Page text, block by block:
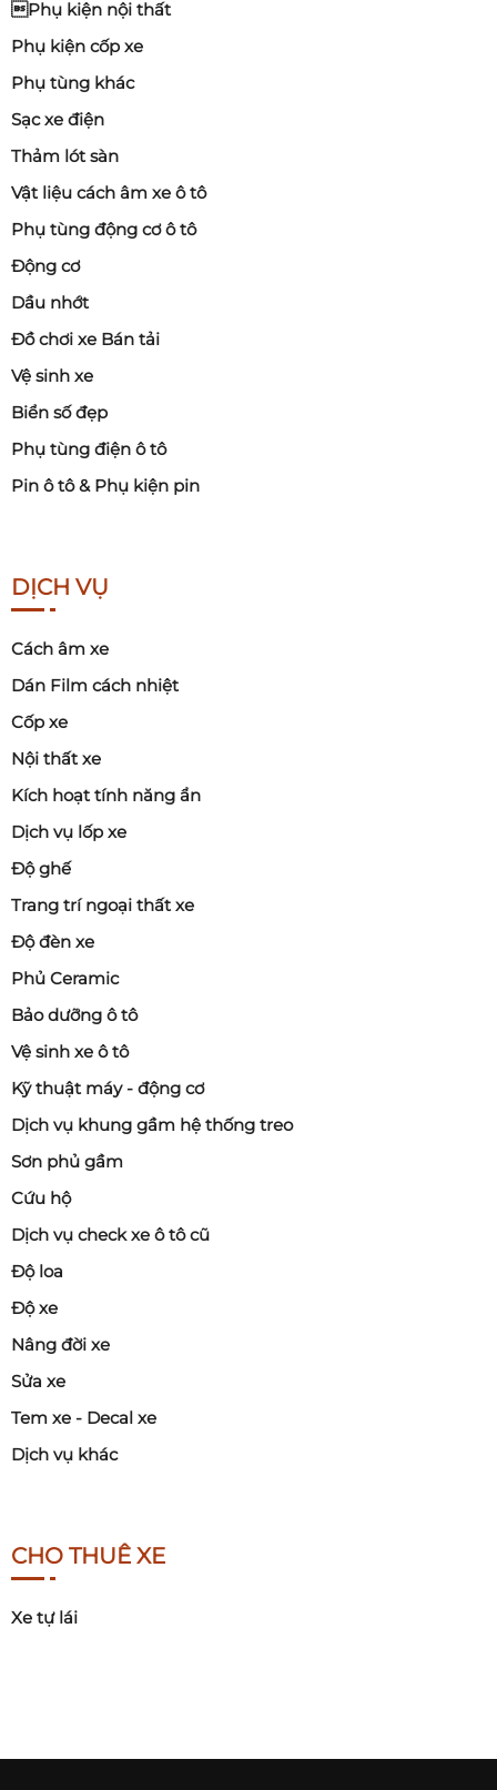
Phụ kiện nội thất
Phụ kiện cốp xe
Phụ tùng khác
Sạc xe điện
Thảm lót sàn
Vật liệu cách âm xe ô tô
Phụ tùng động cơ ô tô
Động cơ
Dầu nhớt
Đồ chơi xe Bán tải
Vệ sinh xe
Biển số đẹp
Phụ tùng điện ô tô
Pin ô tô & Phụ kiện pin
DỊCH VỤ
Cách âm xe
Dán Film cách nhiệt
Cốp xe
Nội thất xe
Kích hoạt tính năng ẩn
Dịch vụ lốp xe
Độ ghế
Trang trí ngoại thất xe
Độ đèn xe
Phủ Ceramic
Bảo dưỡng ô tô
Vệ sinh xe ô tô
Kỹ thuật máy - động cơ
Dịch vụ khung gầm hệ thống treo
Sơn phủ gầm
Cứu hộ
Dịch vụ check xe ô tô cũ
Độ loa
Độ xe
Nâng đời xe
Sửa xe
Tem xe - Decal xe
Dịch vụ khác
CHO THUÊ XE
Xe tự lái